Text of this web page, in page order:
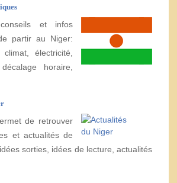
et infos
partir au Niger:
électricité,
horaire,
de retrouver
et actualités de
sorties, idées de lecture, actualités